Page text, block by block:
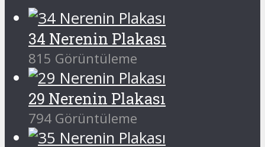
34 Nerenin Plakası
815 Görüntüleme
29 Nerenin Plakası
794 Görüntüleme